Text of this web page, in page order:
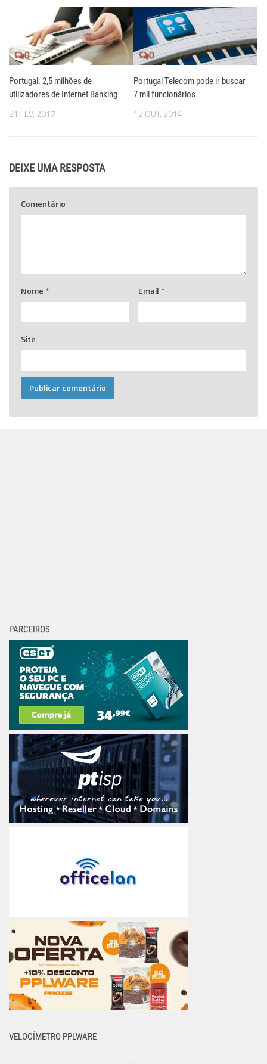
0
Portugal: 2,5 milhões de
utilizadores de Internet Banking
21 FEV, 2017
0
Portugal Telecom pode ir buscar
7 mil funcionários
12 OUT, 2014
DEIXE UMA RESPOSTA
Comentário
Nome * Email *
Site
PARCEIROS
VELOCÍMETRO PPLWARE